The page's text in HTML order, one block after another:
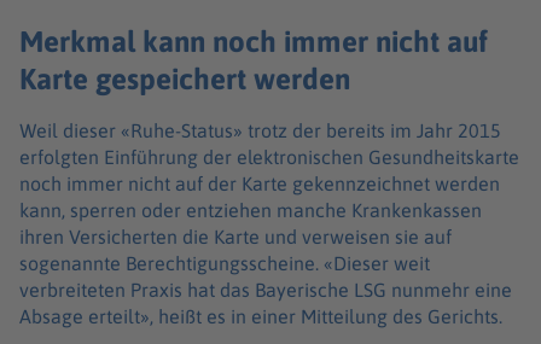
Merkmal kann noch immer nicht auf
Karte gespeichert werden
Weil dieser «Ruhe-Status» trotz der bereits im Jahr 2015
erfolgten Einführung der elektronischen Gesundheitskarte
noch immer nicht auf der Karte gekennzeichnet werden
kann, sperren oder entziehen manche Krankenkassen
ihren Versicherten die Karte und verweisen sie auf
sogenannte Berechtigungsscheine. «Dieser weit
verbreiteten Praxis hat das Bayerische LSG nunmehr eine
Absage erteilt», heißt es in einer Mitteilung des Gerichts.